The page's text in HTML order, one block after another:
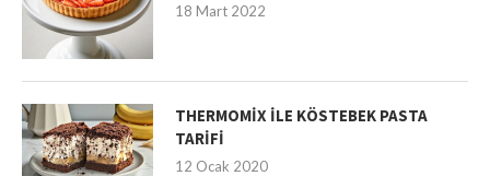
18 Mart 2022
THERMOMİX İLE KÖSTEBEK PASTA
TARİFİ
12 Ocak 2020